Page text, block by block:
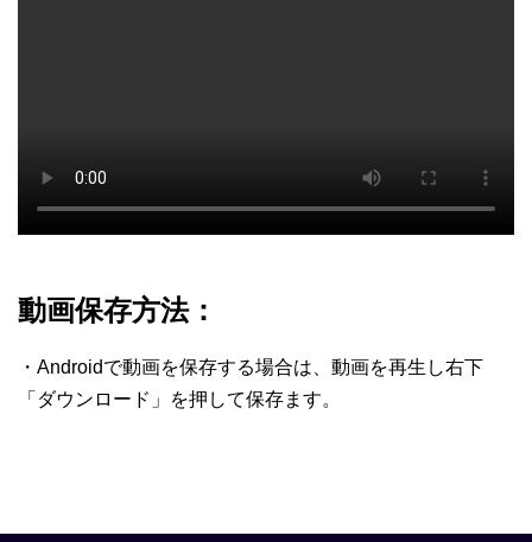
動画保存方法：
・Androidで動画を保存する場合は、動画を再生し右下
「ダウンロード」を押して保存ます。